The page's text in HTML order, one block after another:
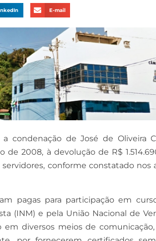
E-mail
condenação de José de Oliveira
2008, à devolução de R$
conforme constatado nos
pagas para participação em
(INM) e pela União Nacional de
diversos meios de